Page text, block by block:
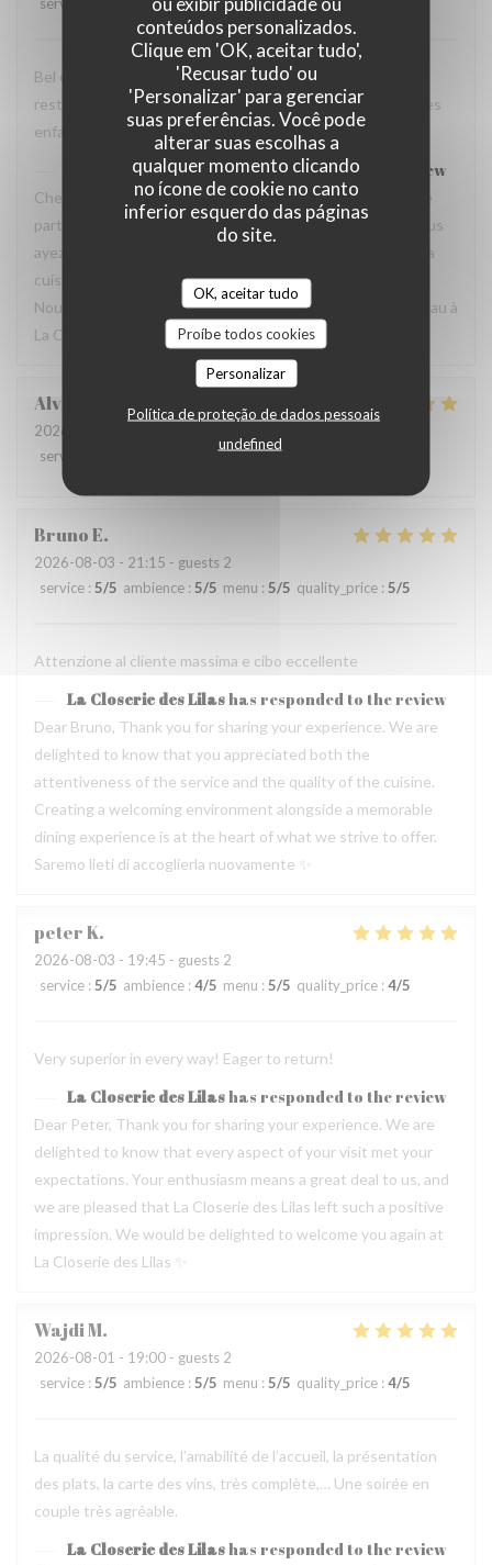
conteúdos personalizados.
Clique em 'OK, aceitar tudo',
'Recusar tudo' ou
'Personalizar' para gerenciar
suas preferências. Você pode
alterar suas escolhas a
qualquer momento clicando
no ícone de cookie no canto
inferior esquerdo das páginas
do site.
OK, aceitar tudo
Proíbe todos cookies
Personalizar
Política de proteção de dados pessoais
undefined
Bel endroit et excellente nourriture Mais dommage que le
restaurant Bel n’offre aucune flexibilité sur le menu pour les
enfants.
La Closerie des Lilas has responded to the review
Cher Simon, Nous vous remercions d’avoir pris le temps de
partager votre expérience. Nous sommes heureux que vous
ayez apprécié le cadre de la maison ainsi que la qualité de la
cuisine. Nous prenons également note de vos remarques.
Nous espérons avoir l’occasion de vous accueillir de nouveau à
La Closerie des Lilas ✨
Alvaro
2026-08-01
service
menu:5/5
BrunoE
2026-08-03 - 21:15 - guests 2
service : 5/5 ambience : 5/5 menu : 5/5 quality_price : 5/5
Attenzione al cliente massima e cibo eccellente
La Closerie des Lilashas responded to the review
Dear Bruno, Thank you for sharing your experience. We are
delighted to know that you appreciated both the
attentiveness of the service and the quality of the cuisine.
Creating a welcoming environment alongside a memorable
dining experience is at the heart of what we strive to offer.
Saremo lieti di accoglierla nuovamente ✨
peterK
2026-08-03 - 19:45 - guests 2
service : 5/5 ambience : 4/5 menu : 5/5 quality_price : 4/5
Very superior in every way! Eager to return!
La Closerie des Lilashas responded to the review
Dear Peter, Thank you for sharing your experience. We are
delighted to know that every aspect of your visit met your
expectations. Your enthusiasm means a great deal to us, and
we are pleased that La Closerie des Lilas left such a positive
impression. We would be delighted to welcome you again at
La Closerie des Lilas ✨
WajdiM
2026-08-01 - 19:00 - guests 2
service : 5/5 ambience : 5/5 menu : 5/5 quality_price : 4/5
La qualité du service, l’amabilité de l’accueil, la présentation
des plats, la carte des vins, très complète,… Une soirée en
couple très agréable.
La Closerie des Lilashas responded to the review